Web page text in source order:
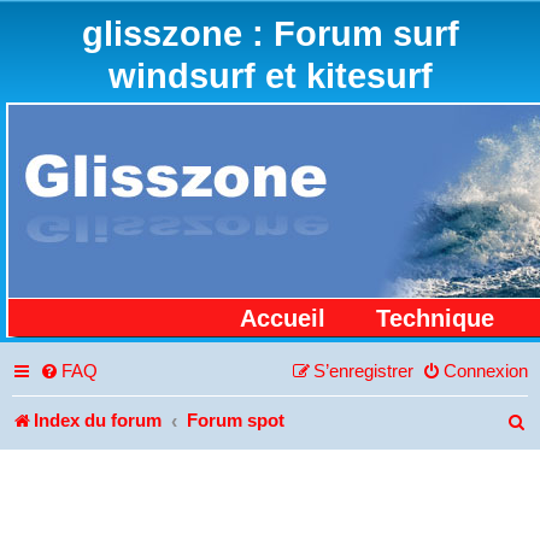
glisszone : Forum surf
windsurf et kitesurf
Accueil Technique
FAQ Connexion
S’enregistrer
Index du forum Forum spot